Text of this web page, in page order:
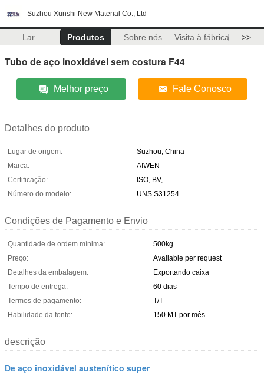
Suzhou Xunshi New Material Co., Ltd
Lar Produtos Sobre nós Visita à fábrica >>
Tubo de aço inoxidável sem costura F44
Melhor preço Fale Conosco
Detalhes do produto
Lugar de origem:
Suzhou, China
Marca:
AIWEN
Certificação:
ISO, BV,
Número do modelo:
UNS S31254
Condições de Pagamento e Envio
Quantidade de ordem mínima:
500kg
Preço:
Available per request
Detalhes da embalagem:
Exportando caixa
Tempo de entrega:
60 dias
Termos de pagamento:
T/T
Habilidade da fonte:
150 MT por mês
descrição
De aço inoxidável austenítico super